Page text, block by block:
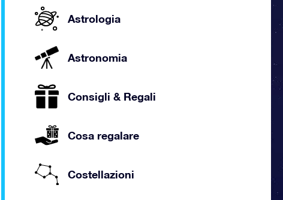
Astrologia
Astronomia
Consigli & Regali
Cosa regalare
Costellazioni